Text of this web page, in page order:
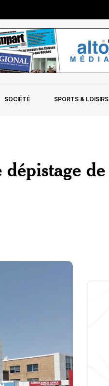
SOCIÉTÉ SPORTS & LOISIRS
de